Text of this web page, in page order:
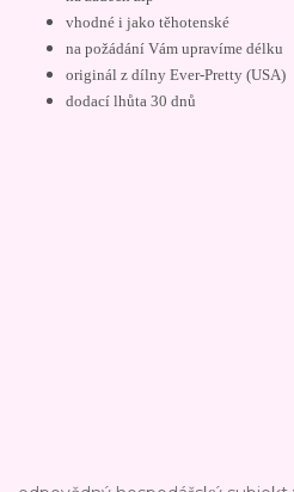
vhodné i jako těhotenské
na požádání Vám upravíme délku
originál z dílny Ever-Pretty (USA)
dodací lhůta 30 dnů